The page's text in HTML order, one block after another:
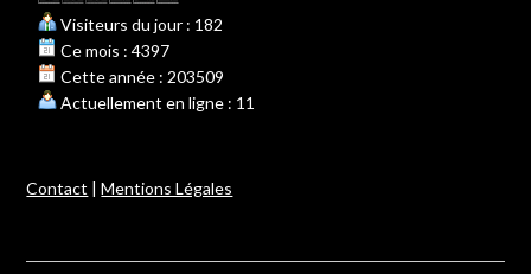
Visiteurs du jour : 182
Ce mois : 4397
Cette année : 203509
Actuellement en ligne : 11
Contact |Mentions Légales